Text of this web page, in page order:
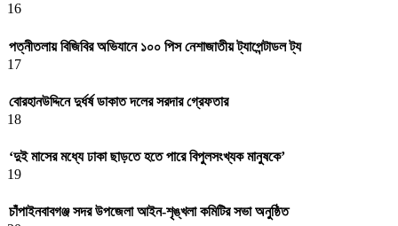
16
পত্নীতলায় বিজিবির অভিযানে ১০০ পিস নেশাজাতীয় ট্যাপেন্টাডল ট্য
17
বোরহানউদ্দিনে দুর্ধর্ষ ডাকাত দলের সরদার গ্রেফতার
18
‘দুই মাসের মধ্যে ঢাকা ছাড়তে হতে পারে বিপুলসংখ্যক মানুষকে’
19
চাঁপাইনবাবগঞ্জ সদর উপজেলা আইন-শৃঙ্খলা কমিটির সভা অনুষ্ঠিত